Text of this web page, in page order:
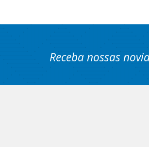
Receba nossas